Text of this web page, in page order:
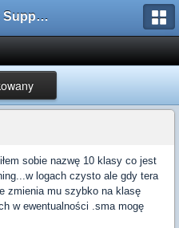
AMXX.pl: Support AMX Mod X i SourceMod
sobie nazwę 10 klasy co jest
logach czysto ale gdy tera
zmienia mu szybko na klasę
w ewentualności .sma mogę